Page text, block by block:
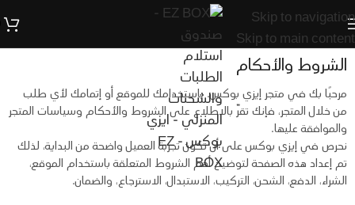
Skip to navigation
Skip to main content
الشروط والأحكام
مرحبًا بك في متجر إيزي بوكس. باستخدامك للموقع أو إتمامك لأي طلب
من خلال المتجر، فإنك تقرّ بالاطلاع على الشروط والأحكام وسياسات المتجر
والموافقة عليها.
نحرص في إيزي بوكس على أن تكون تجربة العميل واضحة من البداية، لذلك
تم إعداد هذه الصفحة لتوضيح أهم الشروط المتعلقة باستخدام الموقع،
الشراء، الدفع، الشحن، التركيب، الاستبدال، الاسترجاع، والضمان.